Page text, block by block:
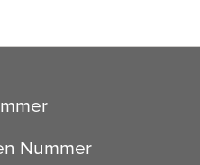
Nummer